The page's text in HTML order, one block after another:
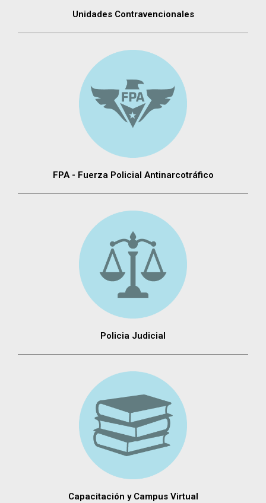
Unidades Contravencionales
FPA - Fuerza Policial Antinarcotráfico
Policia Judicial
Capacitación y Campus Virtual